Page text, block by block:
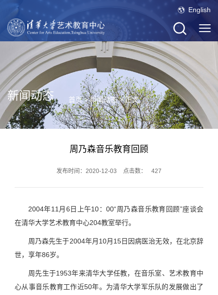
English
新闻动态 首页>新闻动态> 正文
周乃森音乐教育回顾
发布时间：2020-12-03 点击数： 427
2004年11月6日上午10：00“周乃森音乐教育回顾”座谈会
在清华大学艺术教育中心204教室举行。
周乃森先生于2004年月10月15日因病医治无效，在北京辞
世，享年86岁。
周先生于1953年来清华大学任教，在音乐室、艺术教育中
心从事音乐教育工作近50年。为清华大学军乐队的发展做出了